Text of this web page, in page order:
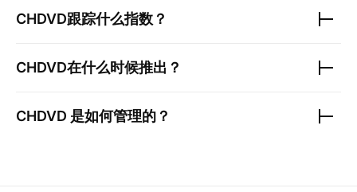
CHDVD跟踪什么指数？
CHDVD在什么时候推出？
CHDVD 是如何管理的？